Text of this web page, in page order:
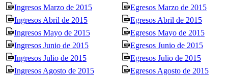
Ingresos Marzo de 2015
Egresos Marzo de 2015
Ingresos Abril de 2015
Egresos Abril de 2015
Ingresos Mayo de 2015
Egresos Mayo de 2015
Ingresos Junio de 2015
Egresos Junio de 2015
Ingresos Julio de 2015
Egresos Julio de 2015
Ingresos Agosto de 2015
Egresos Agosto de 2015